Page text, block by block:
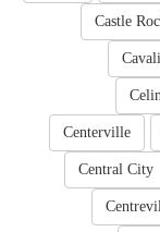
Castle
Centerville
Central City